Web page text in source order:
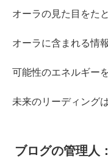
オーラの見た目をた
オーラに含まれる情
可能性のエネルギー
未来のリーディング
ブログの管理人